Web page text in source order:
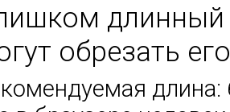
длинный
обрезать
длина: